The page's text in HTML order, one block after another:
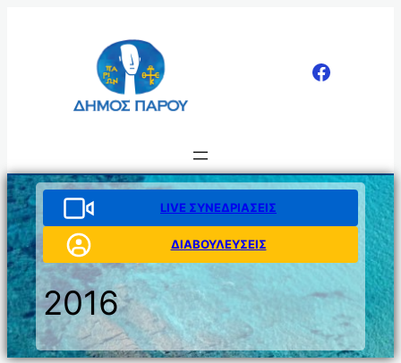
LIVE ΣΥΝΕΔΡΙΑΣΕΙΣ
ΔΙΑΒΟΥΛΕΥΣΕΙΣ
2016